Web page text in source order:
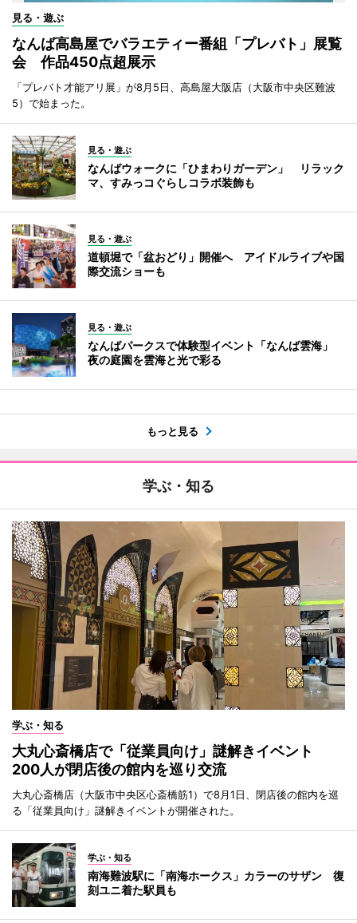
見る・遊ぶ
なんば高島屋でバラエティー番組「プレバト」展覧
会 作品450点超展示
「プレバト才能アリ展」が8月5日、高島屋大阪店（大阪市中央区難波
5）で始まった。
見る・遊ぶ
なんばウォークに「ひまわりガーデン」 リラック
マ、すみっコぐらしコラボ装飾も
見る・遊ぶ
道頓堀で「盆おどり」開催へ アイドルライブや国
際交流ショーも
見る・遊ぶ
なんばパークスで体験型イベント「なんば雲海」
夜の庭園を雲海と光で彩る
もっと見る
学ぶ・知る
学ぶ・知る
大丸心斎橋店で「従業員向け」謎解きイベント
200人が閉店後の館内を巡り交流
大丸心斎橋店（大阪市中央区心斎橋筋1）で8月1日、閉店後の館内を巡
る「従業員向け」謎解きイベントが開催された。
学ぶ・知る
南海難波駅に「南海ホークス」カラーのサザン 復
刻ユニ着た駅員も